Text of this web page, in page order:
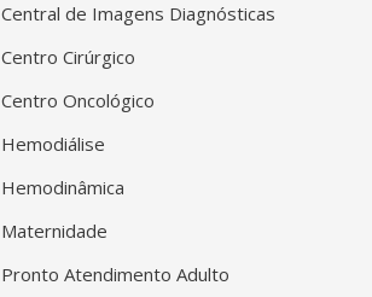
Central de Imagens Diagnósticas
Centro Cirúrgico
Centro Oncológico
Hemodiálise
Hemodinâmica
Maternidade
Pronto Atendimento Adulto